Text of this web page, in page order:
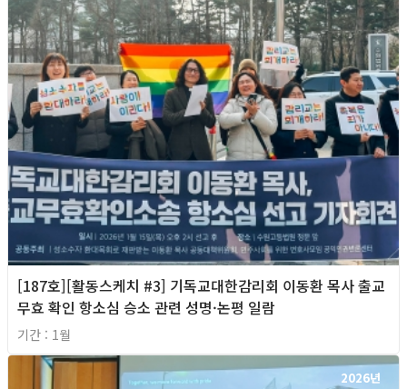
[187호][활동스케치 #3] 기독교대한감리회 이동환 목사 출교
무효 확인 항소심 승소 관련 성명·논평 일람
기간 : 1월
2026년